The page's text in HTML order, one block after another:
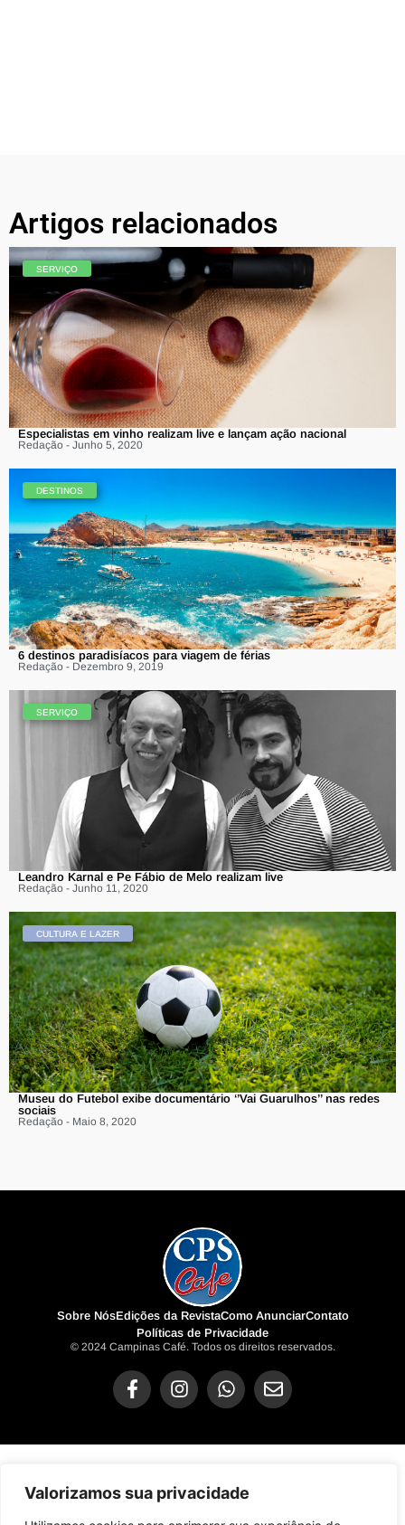
Valorizamos sua privacidade
Artigos relacionados
SERVIÇO
Especialistas em vinho realizam live e lançam ação nacional
Redação - Junho 5, 2020
DESTINOS
6 destinos paradisíacos para viagem de férias
Redação - Dezembro 9, 2019
SERVIÇO
Leandro Karnal e Pe Fábio de Melo realizam live
Redação - Junho 11, 2020
CULTURA E LAZER
Museu do Futebol exibe documentário ‘’Vai Guarulhos’’ nas redes
sociais
Redação - Maio 8, 2020
Sobre NósEdições da RevistaComo AnunciarContato
Políticas de Privacidade
© 2024 Campinas Café. Todos os direitos reservados.